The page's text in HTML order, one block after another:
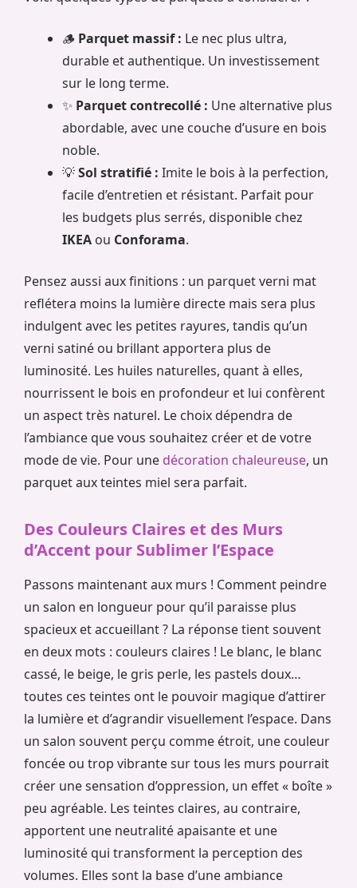
🪵 Parquet massif : Le nec plus ultra,
durable et authentique. Un investissement
sur le long terme.
✨ Parquet contrecollé : Une alternative plus
abordable, avec une couche d’usure en bois
noble.
💡Sol stratifié : Imite le bois à la perfection,
facile d’entretien et résistant. Parfait pour
les budgets plus serrés, disponible chez
IKEA ou Conforama.
Pensez aussi aux finitions : un parquet verni mat
reflétera moins la lumière directe mais sera plus
indulgent avec les petites rayures, tandis qu’un
verni satiné ou brillant apportera plus de
luminosité. Les huiles naturelles, quant à elles,
nourrissent le bois en profondeur et lui confèrent
un aspect très naturel. Le choix dépendra de
l’ambiance que vous souhaitez créer et de votre
mode de vie. Pour une décoration chaleureuse, un
parquet aux teintes miel sera parfait.
Des Couleurs Claires et des Murs
d’Accent pour Sublimer l’Espace
Passons maintenant aux murs ! Comment peindre
un salon en longueur pour qu’il paraisse plus
spacieux et accueillant ? La réponse tient souvent
en deux mots : couleurs claires ! Le blanc, le blanc
cassé, le beige, le gris perle, les pastels doux…
toutes ces teintes ont le pouvoir magique d’attirer
la lumière et d’agrandir visuellement l’espace. Dans
un salon souvent perçu comme étroit, une couleur
foncée ou trop vibrante sur tous les murs pourrait
créer une sensation d’oppression, un effet « boîte »
peu agréable. Les teintes claires, au contraire,
apportent une neutralité apaisante et une
luminosité qui transforment la perception des
volumes. Elles sont la base d’une ambiance